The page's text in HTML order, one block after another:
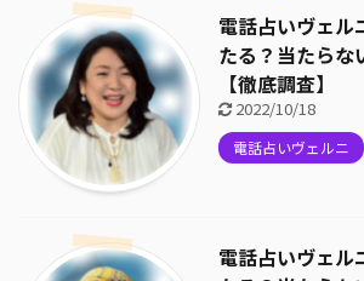
電話占いヴェル
たる？当たらな
【徹底調査】
2022/10/18
電話占いヴェルニ
電話占いヴェル